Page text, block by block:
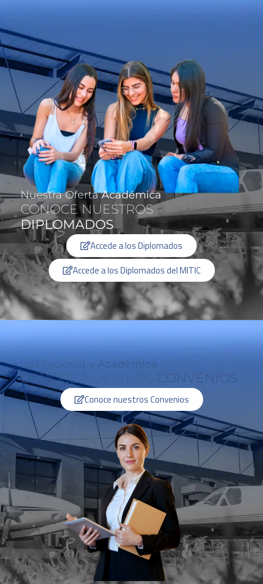
Nuestra OfertaAcadémica
CONOCE NUESTROS
DIPLOMADOS
Accede a los Diplomados
Accede a los Diplomados del MITIC
Institucional y Académica
CONOCE NUESTROS CONVENIOS
Conoce nuestros Convenios